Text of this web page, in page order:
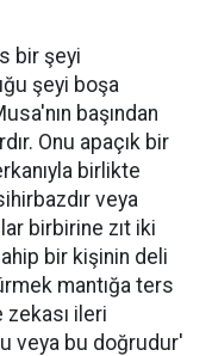
bir şeyi
şeyi boşa
başından
Onu apaçık bir
birlikte
veya
birbirine zıt iki
bir kişinin deli
mantığa ters
zekası ileri
veya bu doğrudur'